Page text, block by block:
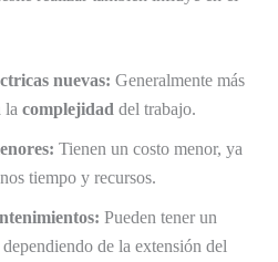
nuevas: Generalmente más
la complejidad del trabajo.
Tienen un costo menor, ya
tiempo y recursos.
Pueden tener un
de la extensión del